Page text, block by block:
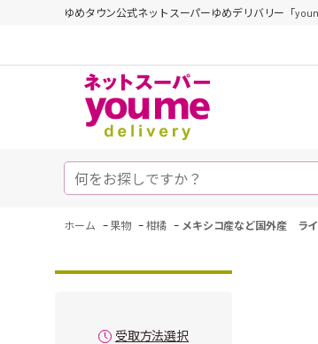
ゆめタウン公式ネットスーパーゆめデリバリー「
ホーム - 果物 - 柑橘 - メキシコ産など国外産 ラ
受取方法選択